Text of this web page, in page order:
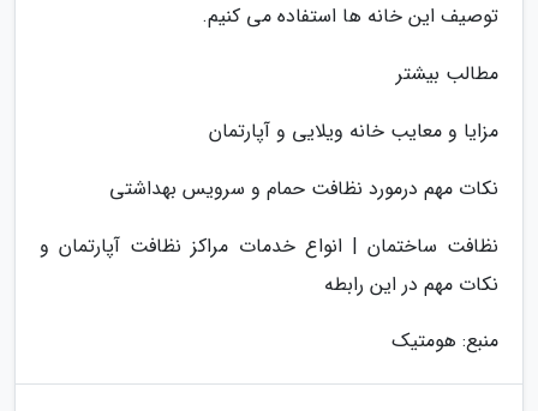
توصیف این خانه ها استفاده می کنیم.
مطالب بیشتر
مزایا و معایب خانه ویلایی و آپارتمان
نکات مهم درمورد نظافت حمام و سرویس بهداشتی
نظافت ساختمان | انواع خدمات مراکز نظافت آپارتمان و
نکات مهم در این رابطه
منبع: هومتیک